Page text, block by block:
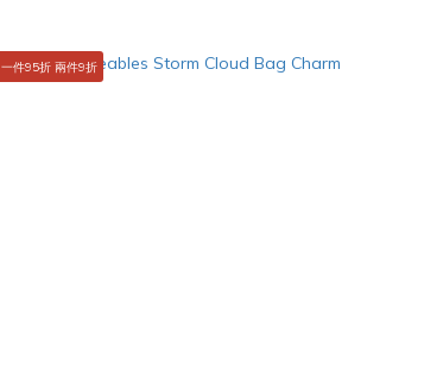
一件95折 兩件9折